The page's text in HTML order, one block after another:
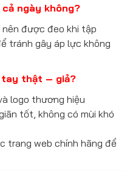
ngày không?
được đeo khi tập
tránh gây áp lực không
tay thật – giả?
logo thương hiệu
tốt, không có mùi khó
trang web chính hãng để